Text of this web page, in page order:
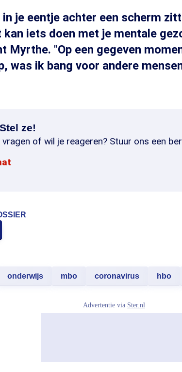
in je eentje achter een scherm
kan iets doen met je mentale
Myrthe. "Op een gegeven
was ik bang voor andere
ze!
vragen of wil je reageren? Stuur ons een
onderwijs mbo coronavirus hbo
Advertentie via Ster.nl